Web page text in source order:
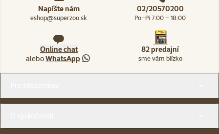
Napíšte nám
eshop@superzoo.sk
02/20570200
Po–Pi 7:00 – 18:00
Online chat
aleboWhatsApp
82 predajní
sme vám blízko